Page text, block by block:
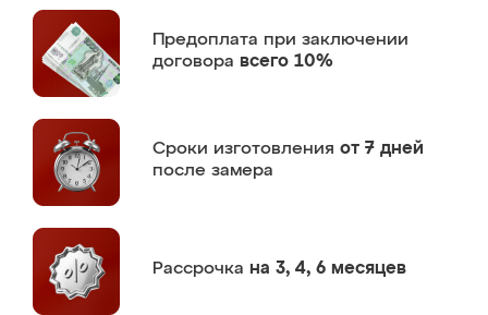
Предоплата при заключении
договора всего 10%
Сроки изготовления от 7 дней
после замера
Рассрочка на 3, 4, 6 месяцев